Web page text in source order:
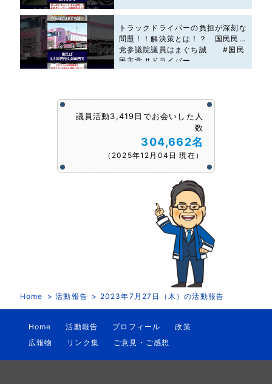
トラックドライバーの負担が深刻な
問題！！解決策とは！？ 国民民主
党参議院議員はまぐち誠 #国民
民主党 #ドライバー
議員活動3,419日でお会いした人
数
304,662名
（2025年12月04日 現在）
Home 活動報告 2023年7月27日（木）の活動報告
Home 活動報告 プロフィール
政策
広報物
リンク集 ご意見・ご感想